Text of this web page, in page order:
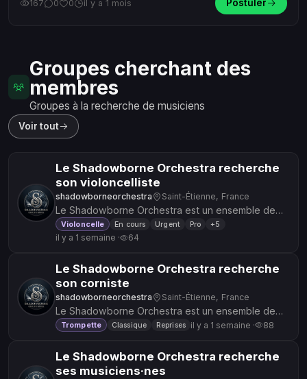
167 0 0 il y a 1 mois Postuler
Groupes cherchant des
membres
Groupes à la recherche de musiciens
Voir tout
Le Shadowborne Orchestra recherche
son violoncelliste
shadowborneorchestra Saint-Étienne, France
Le Shadowborne Orchestra est un ensemble de
musique d'OST de jeu vidéo et d'anime, sous
l'égide de la création et de la...
Violoncelle En cours Urgent Pro +5
il y a 1 semaine · 64
Le Shadowborne Orchestra recherche
son corniste
shadowborneorchestra Saint-Étienne, France
Le Shadowborne Orchestra est un ensemble de
musique d'OST de jeu vidéo et d'anime, sous
Trompette Classique Reprises il y a 1 semaine · 88
Le Shadowborne Orchestra recherche
ses musiciens·nes